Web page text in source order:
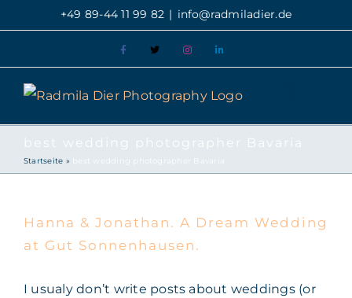
+49 89-44 11 99 82 | info@radmiladier.de
FacebookX Instagram
best wedding photographer Bavaria
Startseite » best wedding photographer Bavaria
Hanna & Jonathan. A Dream
Sonnenhausen.
Hanna & Jonathan. A Dream Wedding
at Gut Sonnenhausen.
I usualy don’t write posts about weddings (or